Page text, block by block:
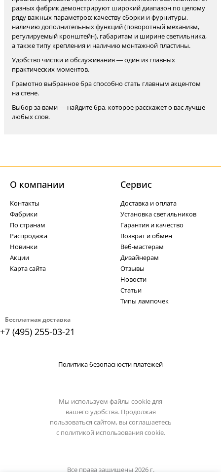
разных фабрик демонстрируют широкий диапазон по целому
ряду важных параметров: качеству сборки и фурнитуры,
наличию дополнительных функций (поворотный механизм,
регулируемый кронштейн), габаритам и ширине светильника,
а также типу крепления и наличию монтажной пластины.
Удобство чистки и обслуживания — один из главных
практических моментов.
Грамотно выбранное бра способно стать главным акцентом
на стене.
Выбор за вами — найдите бра, которое расскажет о вас лучше
любых слов.
Бесплатная доставка
+7 (495) 255-03-21
О компании
Контакты
Фабрики
По странам
Распродажа
Новинки
Акции
Карта сайта
Cервис
Доставка и оплата
Установка светильников
Гарантия и качество
Возврат и обмен
Веб-мастерам
Дизайнерам
Отзывы
Новости
Статьи
Типы лампочек
Политика безопасности платежей
Мы используем файлы cookie для
вашего удобства. Продолжая
пользоваться сайтом, вы соглашаетесь
с политикой использования cookie.
Все права защищены 2026 г.